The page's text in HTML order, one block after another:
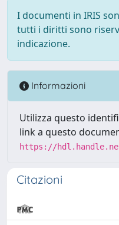
I documenti in IRIS
tutti i diritti sono
indicazione.
Informazioni
Utilizza questo
link a questo
https://
Citazioni